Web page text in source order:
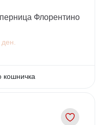
Флорентино
кошничка